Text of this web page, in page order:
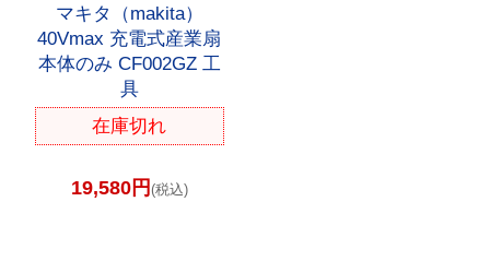
マキタ（makita）
40Vmax 充電式産業扇
本体のみ CF002GZ 工
具
在庫切れ
19,580円 (税込)